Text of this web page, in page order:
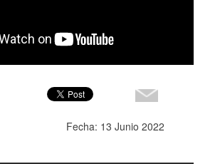
Fecha: 13 Junio 2022